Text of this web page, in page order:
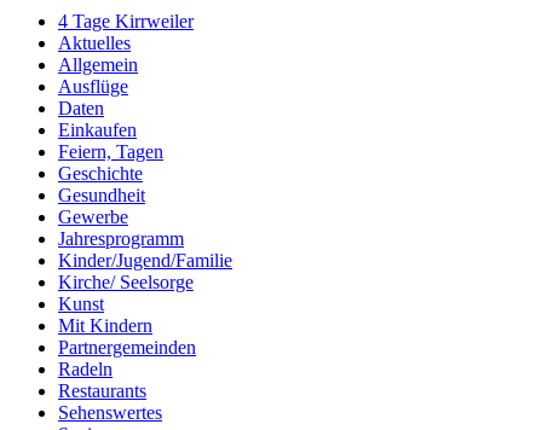
4 Tage Kirrweiler
Aktuelles
Allgemein
Ausflüge
Daten
Einkaufen
Feiern, Tagen
Geschichte
Gesundheit
Gewerbe
Jahresprogramm
Kinder/Jugend/Familie
Kirche/ Seelsorge
Kunst
Mit Kindern
Partnergemeinden
Radeln
Restaurants
Sehenswertes